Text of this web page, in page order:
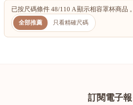
已按尺碼條件 48/110 A 顯示相容罩杯商品 。
全部推薦 只看精確尺碼
訂閱電子報
港澳中文
English